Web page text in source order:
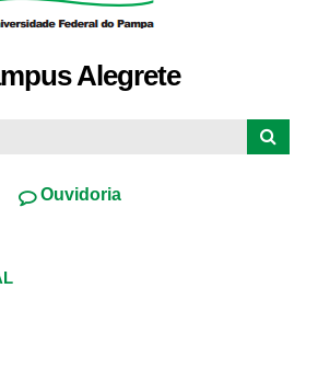
Alegrete
Ouvidoria